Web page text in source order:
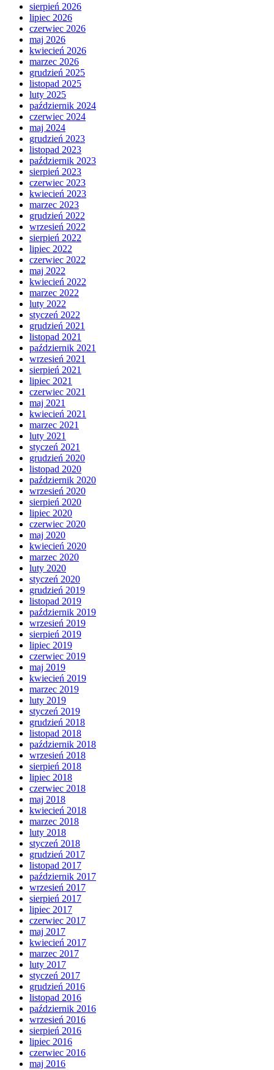
sierpień 2026
lipiec 2026
czerwiec 2026
maj 2026
kwiecień 2026
marzec 2026
grudzień 2025
listopad 2025
luty 2025
październik 2024
czerwiec 2024
maj 2024
grudzień 2023
listopad 2023
październik 2023
sierpień 2023
czerwiec 2023
kwiecień 2023
marzec 2023
grudzień 2022
wrzesień 2022
sierpień 2022
lipiec 2022
czerwiec 2022
maj 2022
kwiecień 2022
marzec 2022
luty 2022
styczeń 2022
grudzień 2021
listopad 2021
październik 2021
wrzesień 2021
sierpień 2021
lipiec 2021
czerwiec 2021
maj 2021
kwiecień 2021
marzec 2021
luty 2021
styczeń 2021
grudzień 2020
listopad 2020
październik 2020
wrzesień 2020
sierpień 2020
lipiec 2020
czerwiec 2020
maj 2020
kwiecień 2020
marzec 2020
luty 2020
styczeń 2020
grudzień 2019
listopad 2019
październik 2019
wrzesień 2019
sierpień 2019
lipiec 2019
czerwiec 2019
maj 2019
kwiecień 2019
marzec 2019
luty 2019
styczeń 2019
grudzień 2018
listopad 2018
październik 2018
wrzesień 2018
sierpień 2018
lipiec 2018
czerwiec 2018
maj 2018
kwiecień 2018
marzec 2018
luty 2018
styczeń 2018
grudzień 2017
listopad 2017
październik 2017
wrzesień 2017
sierpień 2017
lipiec 2017
czerwiec 2017
maj 2017
kwiecień 2017
marzec 2017
luty 2017
styczeń 2017
grudzień 2016
listopad 2016
październik 2016
wrzesień 2016
sierpień 2016
lipiec 2016
czerwiec 2016
maj 2016